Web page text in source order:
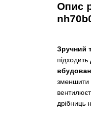
Опис
Зручний
підходить
зменшити
дрібниць